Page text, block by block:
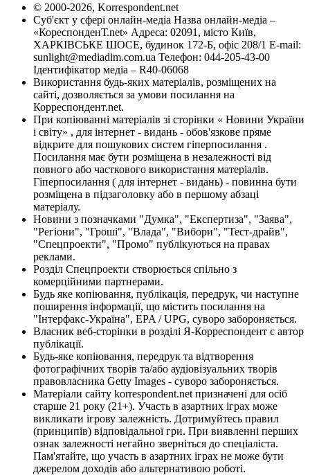
© 2000-2026, Korrespondent.net
Суб'єкт у сфері онлайн-медіа Назва онлайн-медіа –
«КореспонденТ.net» Адреса: 02091, місто Київ,
ХАРКІВСЬКЕ ШОСЕ, будинок 172-Б, офіс 208/1 E-mail:
sunlight@mediadim.com.ua Телефон: 044-205-43-00
Ідентифікатор медіа – R40-06068
Використання будь-яких матеріалів, розміщених на
сайті, дозволяється за умови посилання на
Корреспондент.net.
При копіюванні матеріалів зі сторінки « Новини України
і світу» , для інтернет - видань - обов'язкове пряме
відкрите для пошукових систем гіперпосилання .
Посилання має бути розміщена в незалежності від
повного або часткового використання матеріалів.
Гіперпосилання ( для інтернет - видань) - повинна бути
розміщена в підзаголовку або в першому абзаці
матеріалу.
Новини з позначками "Думка", "Експертиза", "Заява",
"Регіони", "Гроші", "Влада", "Вибори", "Тест-драйв",
"Спецпроекти", "Промо" публікуються на правах
реклами.
Розділ Спецпроекти створюється спільно з
комерційними партнерами.
Будь яке копіювання, публікація, передрук, чи наступне
поширення інформації, що містить посилання на
"Інтерфакс-Україна", EPA / UPG, суворо забороняється.
Власник веб-сторінки в розділі Я-Корреспондент є автор
публікації.
Будь-яке копіювання, передрук та відтворення
фотографічних творів та/або аудіовізуальних творів
правовласника Getty Images - суворо забороняється.
Матеріали сайту korrespondent.net призначені для осіб
старше 21 року (21+). Участь в азартних іграх може
викликати ігрову залежність. Дотримуйтесь правил
(принципів) відповідальної гри. При виявленні перших
ознак залежності негайно зверніться до спеціаліста.
Пам'ятайте, що участь в азартних іграх не може бути
джерелом доходів або альтернативою роботі.